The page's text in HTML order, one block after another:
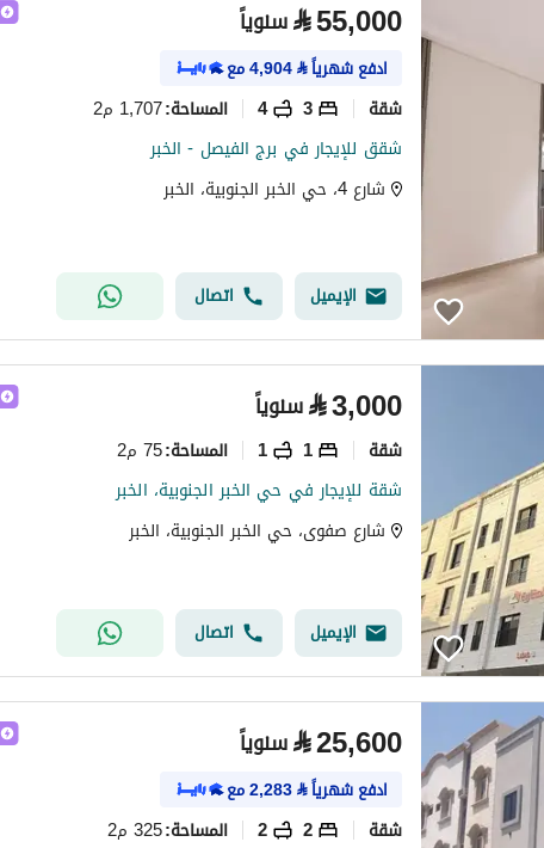
⃁55,000 سنوياً
ادفع شهرياً⃁
4,904مع
شقة 3
4 المساحة:1,707 م2
شقق للإيجار في برج الفيصل - الخبر
شارع 4، حي الخبر الجنوبية، الخبر
الإيميل اتصال
⃁3,000 سنوياً
شقة 1
1 المساحة:75 م2
شقة للإيجار في حي الخبر الجنوبية، الخبر
شارع صفوى، حي الخبر الجنوبية، الخبر
الإيميل اتصال
⃁25,600 سنوياً
ادفع شهرياً⃁
2,283مع
شقة 2
2 المساحة:325 م2